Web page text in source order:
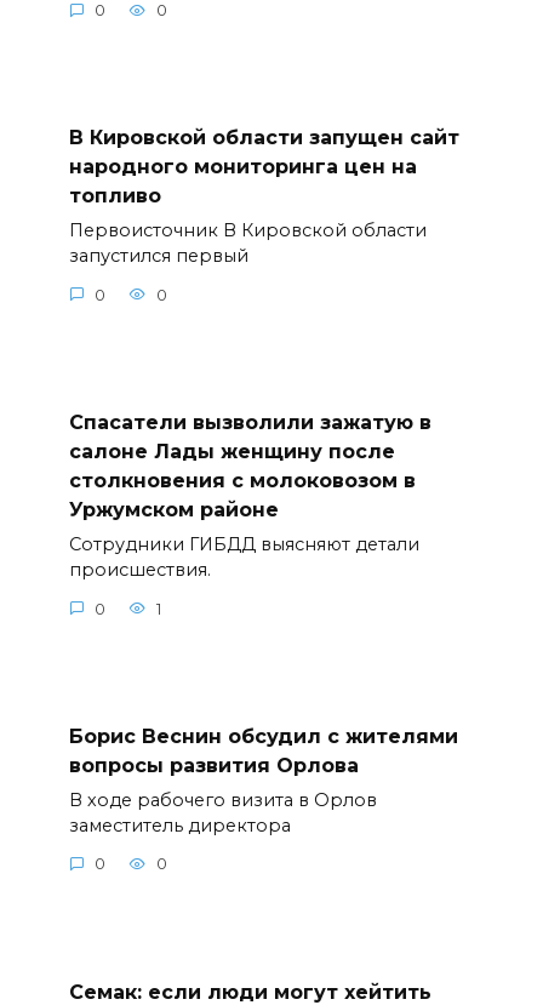
0 0
В Кировской области запущен сайт
народного мониторинга цен на
топливо
Первоисточник В Кировской области
запустился первый
0 0
Спасатели вызволили зажатую в
салоне Лады женщину после
столкновения с молоковозом в
Уржумском районе
Сотрудники ГИБДД выясняют детали
происшествия.
0 1
Борис Веснин обсудил с жителями
вопросы развития Орлова
В ходе рабочего визита в Орлов
заместитель директора
0 0
Семак: если люди могут хейтить